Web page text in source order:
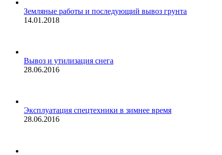
Земляные работы и последующий вывоз грунта
14.01.2018
Вывоз и утилизация снега
28.06.2016
Эксплуатация спецтехники в зимнее время
28.06.2016